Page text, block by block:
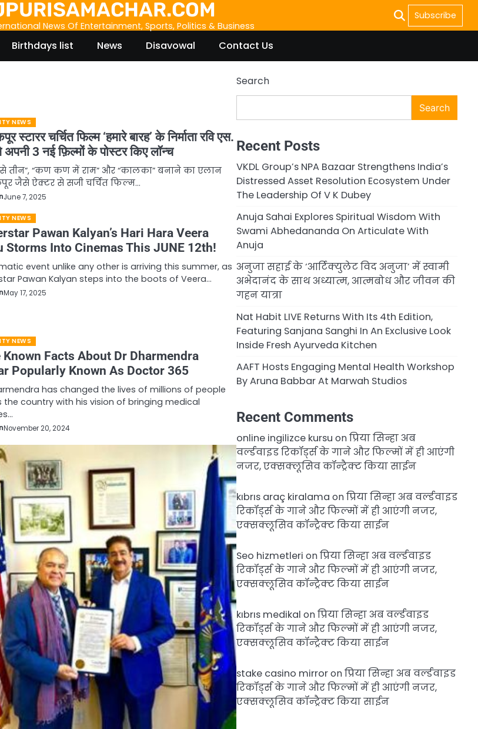
News Of Entertainment, Sports, Politics & Business
Subscribe
Birthdays list News Disavowal Contact Us
NEWS
स्टारर चर्चित फिल्म ‘हमारे बारह’ के निर्माता रवि एस.
अपनी 3 नई फ़िल्मों के पोस्टर किए लॉन्च
से तीन”, “कण कण में राम” और “कालका” बनाने का एलान
जैसे ऐक्टर से सजी चर्चित फिल्म…
June 7, 2025
NEWS
Pawan Kalyan’s Hari Hara Veera
Storms Into Cinemas This JUNE 12th!
event unlike any other is arriving this summer, as
Pawan Kalyan steps into the boots of Veera…
May 17, 2025
NEWS
Facts About Dr Dharmendra
Popularly Known As Doctor 365
has changed the lives of millions of people
the country with his vision of bringing medical
November 20, 2024
Search
Search
Recent Posts
VKDL Group’s NPA Bazaar Strengthens India’s
Distressed Asset Resolution Ecosystem Under
The Leadership Of V K Dubey
Anuja Sahai Explores Spiritual Wisdom With
Swami Abhedananda On Articulate With
Anuja
अनुजा सहाई के ‘आर्टिक्युलेट विद अनुजा’ में स्वामी
अभेदानंद के साथ अध्यात्म, आत्मबोध और जीवन की
गहन यात्रा
Nat Habit LIVE Returns With Its 4th Edition,
Featuring Sanjana Sanghi In An Exclusive Look
Inside Fresh Ayurveda Kitchen
AAFT Hosts Engaging Mental Health Workshop
By Aruna Babbar At Marwah Studios
Recent Comments
online ingilizce kursu onप्रिया सिन्हा अब
वर्ल्डवाइड रिकॉर्ड्स के गाने और फिल्मों में ही आएंगी
नजर, एक्सक्लूसिव कॉन्ट्रैक्ट किया साईन
kıbrıs araç kiralama onप्रिया सिन्हा अब वर्ल्डवाइड
रिकॉर्ड्स के गाने और फिल्मों में ही आएंगी नजर,
एक्सक्लूसिव कॉन्ट्रैक्ट किया साईन
Seo hizmetleri onप्रिया सिन्हा अब वर्ल्डवाइड
रिकॉर्ड्स के गाने और फिल्मों में ही आएंगी नजर,
एक्सक्लूसिव कॉन्ट्रैक्ट किया साईन
kıbrıs medikal onप्रिया सिन्हा अब वर्ल्डवाइड
रिकॉर्ड्स के गाने और फिल्मों में ही आएंगी नजर,
एक्सक्लूसिव कॉन्ट्रैक्ट किया साईन
stake casino mirroronप्रिया सिन्हा अब वर्ल्डवाइड
रिकॉर्ड्स के गाने और फिल्मों में ही आएंगी नजर,
एक्सक्लूसिव कॉन्ट्रैक्ट किया साईन